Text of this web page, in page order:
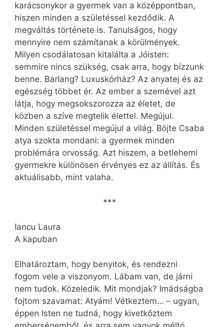
karácsonykor a gyermek van a középpontban,
hiszen minden a születéssel kezdődik. A
megváltás története is. Tanulságos, hogy
mennyire nem számítanak a körülmények.
Milyen csodálatosan kitalálta a Jóisten:
semmire nincs szükség, csak arra, hogy bízzunk
benne. Barlang? Luxuskórház? Az anyatej és az
egészség többet ér. Az ember a szemével azt
látja, hogy megsokszorozza az életet, de
közben a szíve megtelik élettel. Megújul.
Minden születéssel megújul a világ. Böjte Csaba
atya szokta mondani: a gyermek minden
problémára orvosság. Azt hiszem, a betlehemi
gyermekre különösen érvényes ez az állítás. És
aktuálisabb, mint valaha.
***
Iancu Laura
A kapuban
Elhatároztam, hogy benyitok, és rendezni
fogom vele a viszonyom. Lábam van, de járni
nem tudok. Közeledik. Mit mondjak? Imádságba
fojtom szavamat: Atyám! Vétkeztem… – ugyan,
éppen Isten ne tudná, hogy kivetkőztem